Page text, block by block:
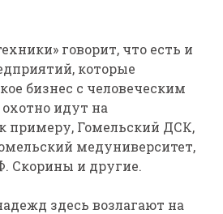
говорит, что есть и
которые
бизнес с человеческим
идут на
примеру, Гомельский ДСК,
медуниверситет,
Скорины и другие.
здесь возлагают на